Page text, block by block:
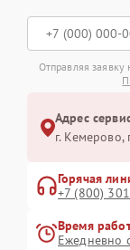
Отправляя заявку
Адрес
г.
Горячая
+7 (800)
Время
Ежедневно